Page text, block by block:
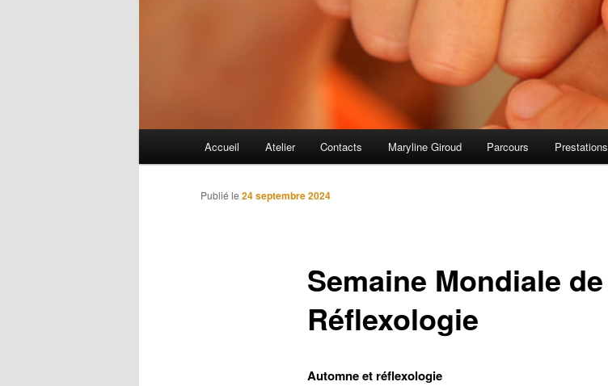
Aller au contenu principal
Aller au contenu secondaire
Accueil Atelier Contacts Maryline Giroud Parcours Prestations
Semaine Mondiale de
Réflexologie
Publié le 24 septembre 2024
Automne et réflexologie